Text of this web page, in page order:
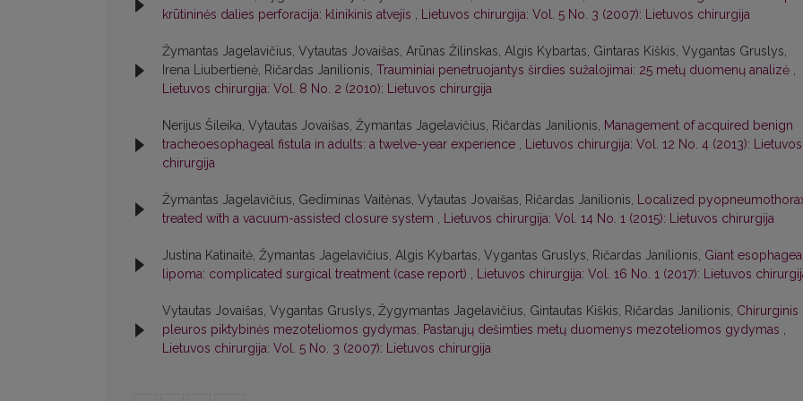
krūtininės dalies perforacija: klinikinis atvejis , Lietuvos chirurgija: Vol. 5 No. 3 (2007): Lietuvos chirurgija
Žymantas Jagelavičius, Vytautas Jovaišas, Arūnas Žilinskas, Algis Kybartas, Gintaras Kiškis, Vygantas Gruslys,
Irena Liubertienė, Ričardas Janilionis, Trauminiai penetruojantys širdies sužalojimai: 25 metų duomenų analizė ,
Lietuvos chirurgija: Vol. 8 No. 2 (2010): Lietuvos chirurgija
Nerijus Šileika, Vytautas Jovaišas, Žymantas Jagelavičius, Ričardas Janilionis, Management of acquired benign
tracheoesophageal fistula in adults: a twelve-year experience , Lietuvos chirurgija: Vol. 12 No. 4 (2013): Lietuvos
chirurgija
Žymantas Jagelavičius, Gediminas Vaitėnas, Vytautas Jovaišas, Ričardas Janilionis, Localized
treated with a vacuum-assisted closure system , Lietuvos chirurgija: Vol. 14 No. 1 (2015): Lietuvos chirurgija
Justina Katinaitė, Žymantas Jagelavičius, Algis Kybartas, Vygantas Gruslys, Ričardas Janilionis, Giant
lipoma: complicated surgical treatment (case report) , Lietuvos chirurgija: Vol. 16 No. 1 (2017): Lietuvos
Vytautas Jovaišas, Vygantas Gruslys, Žygymantas Jagelavičius, Gintautas Kiškis, Ričardas Janilionis, Chirurginis
pleuros piktybinės mezoteliomos gydymas. Pastarųjų dešimties metų duomenys mezoteliomos gydymas ,
Lietuvos chirurgija: Vol. 5 No. 3 (2007): Lietuvos chirurgija